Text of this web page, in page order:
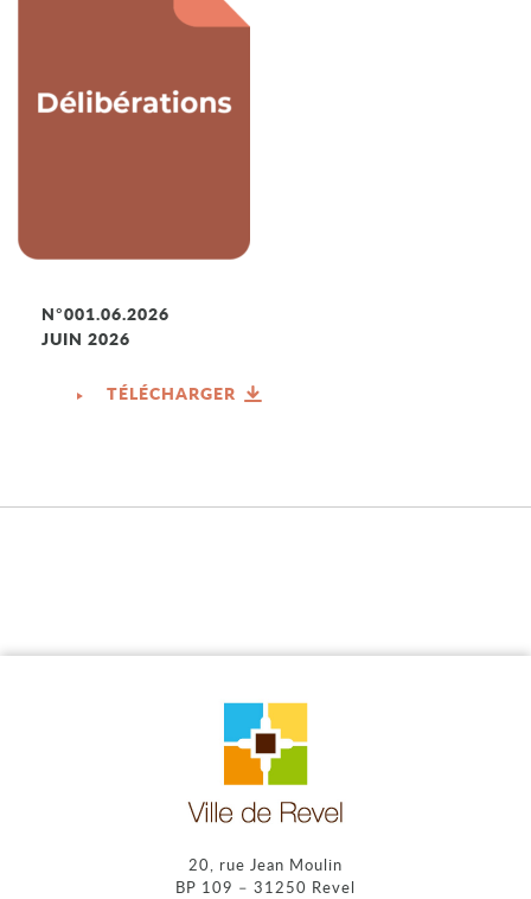
N°001.06.2026
JUIN 2026
TÉLÉCHARGER
20, rue Jean Moulin
BP 109 – 31250 Revel